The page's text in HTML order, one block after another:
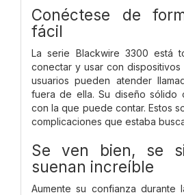
Conéctese de
fácil
La serie Blackwire 3300 está
conectar y usar con
usuarios pueden atender
fuera de ella. Su diseño sólido
con la que puede contar. Estos
complicaciones que estaba
Se ven bien, se
suenan increíble
Aumente su confianza durante